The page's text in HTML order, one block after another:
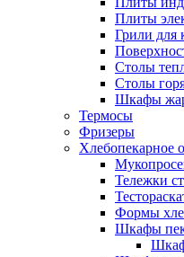
Плиты
Грили для
Столы
Столы
Шкафы
Термосы
Фризеры
Хлебопекарное
Тележки
Формы
Шкафы